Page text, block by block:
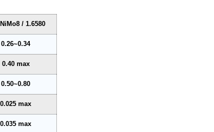
/ 1.6580
0.26~0.34
0.40 max
0.50~0.80
0.025 max
0.035 max